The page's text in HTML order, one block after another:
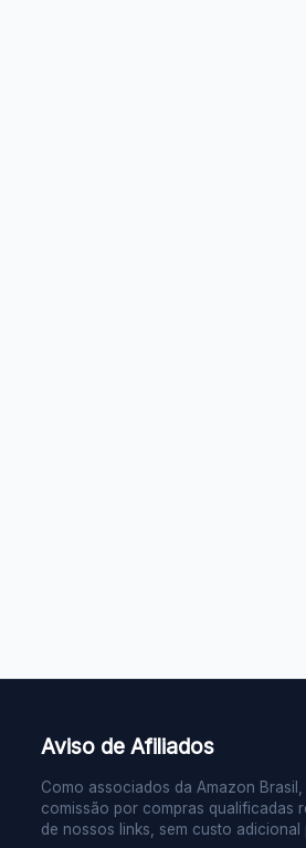
Aviso de Afiliados
Como associados da Amazon
comissão por compras qualificadas
de nossos links, sem custo adicional